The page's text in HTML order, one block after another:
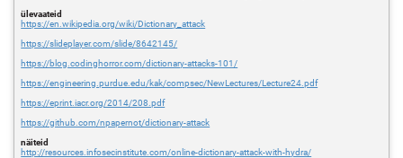
ülevaateid
https://en.wikipedia.org/wiki/Dictionary_attack
https://slideplayer.com/slide/8642145/
https://blog.codinghorror.com/dictionary-attacks-101/
https://engineering.purdue.edu/kak/compsec/NewLectures/Lecture24.pdf
https://eprint.iacr.org/2014/208.pdf
https://github.com/npapernot/dictionary-attack
näiteid
http://resources.infosecinstitute.com/online-dictionary-attack-with-hydra/